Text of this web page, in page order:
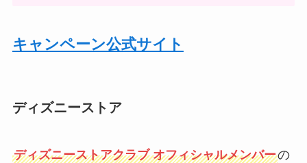
キャンペーン公式サイト
ディズニーストア
ディズニーストアクラブ オフィシャルメンバーの